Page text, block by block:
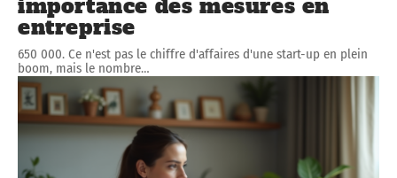
importance des mesures en
entreprise
650 000. Ce n'est pas le chiffre d'affaires d'une start-up en plein
boom, mais le nombre…